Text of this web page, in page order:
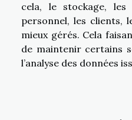
cela, le stockage,
personnel, les clients,
mieux gérés. Cela
de maintenir certains
l’analyse des données